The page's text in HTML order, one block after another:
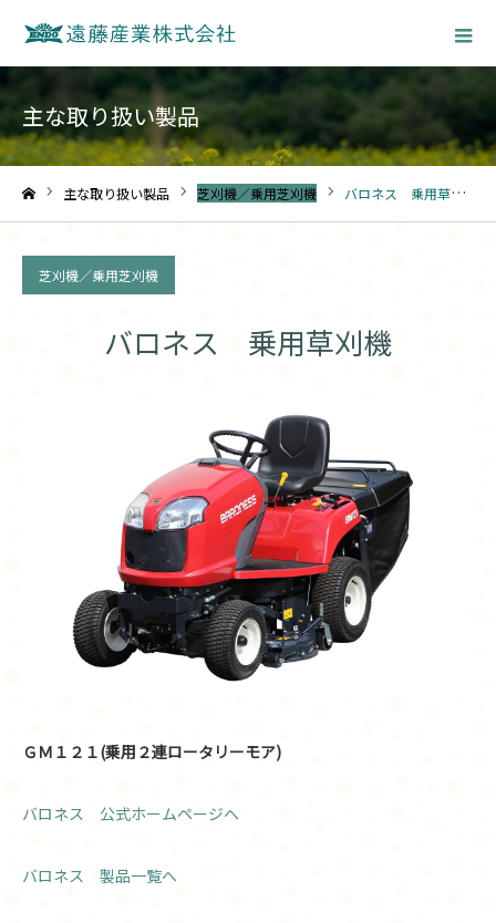
主な取り扱い製品
主な取り扱い製品 芝刈機／乗用芝刈機 バロネス 乗用草刈機
芝刈機／乗用芝刈機
バロネス 乗用草刈機
ＧＭ１２１(乗用２連ロータリーモア)
バロネス 公式ホームページへ
バロネス 製品一覧へ